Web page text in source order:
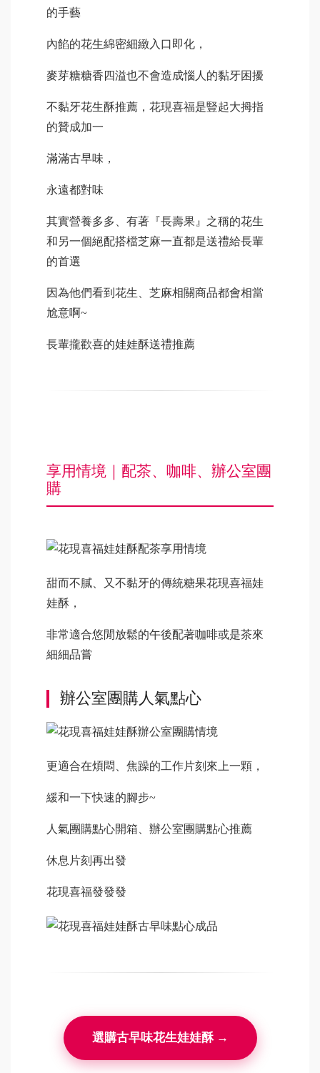
的手藝
內餡的花生綿密細緻入口即化，
麥芽糖糖香四溢也不會造成惱人的黏牙困擾
不黏牙花生酥推薦，花現喜福是豎起大拇指
的贊成加一
滿滿古早味，
永遠都對味
其實營養多多、有著『長壽果』之稱的花生
和另一個絕配搭檔芝麻一直都是送禮給長輩
的首選
因為他們看到花生、芝麻相關商品都會相當
尬意啊~
長輩攏歡喜的娃娃酥送禮推薦
享用情境｜配茶、咖啡、辦公室團
購
甜而不膩、又不黏牙的傳統糖果花現喜福娃
娃酥，
非常適合悠閒放鬆的午後配著咖啡或是茶來
細細品嘗
辦公室團購人氣點心
更適合在煩悶、焦躁的工作片刻來上一顆，
緩和一下快速的腳步~
人氣團購點心開箱、辦公室團購點心推薦
休息片刻再出發
花現喜福發發發
選購古早味花生娃娃酥 →